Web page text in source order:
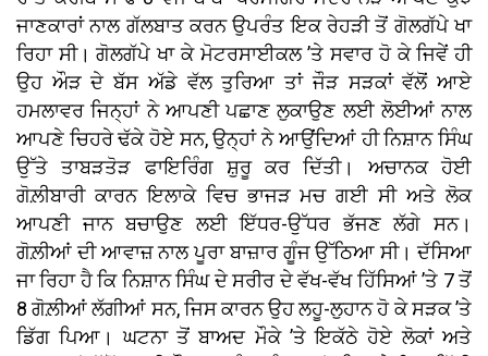
ਜਾਣਕਾਰਾਂ ਨਾਲ ਗੱਲਬਾਤ ਕਰਨ ਉਪਰੰਤ ਇਕ ਰੇਹੜੀ ਤੋਂ ਗੋਲਗੱਪੇ ਖਾ
ਰਿਹਾ ਸੀ। ਗੋਲਗੱਪੇ ਖਾ ਕੇ ਮੋਟਰਸਾਈਕਲ ’ਤੇ ਸਵਾਰ ਹੋ ਕੇ ਜਿਵੇਂ ਹੀ
ਉਹ ਔੜ ਦੇ ਬੱਸ ਅੱਡੇ ਵੱਲ ਤੁਰਿਆ ਤਾਂ ਜੌੜ ਸੜਕਾਂ ਵੱਲੋਂ ਆਏ
ਹਮਲਾਵਰ ਜਿਨ੍ਹਾਂ ਨੇ ਆਪਣੀ ਪਛਾਣ ਲੁਕਾਉਣ ਲਈ ਲੋਈਆਂ ਨਾਲ
ਆਪਣੇ ਚਿਹਰੇ ਢੱਕੇ ਹੋਏ ਸਨ, ਉਨ੍ਹਾਂ ਨੇ ਆਉਂਦਿਆਂ ਹੀ ਨਿਸ਼ਾਨ ਸਿੰਘ
ਉੱਤੇ ਤਾਬੜਤੋੜ ਫਾਇਰਿੰਗ ਸ਼ੁਰੂ ਕਰ ਦਿੱਤੀ। ਅਚਾਨਕ ਹੋਈ
ਗੋਲ਼ੀਬਾਰੀ ਕਾਰਨ ਇਲਾਕੇ ਵਿਚ ਭਾਜੜ ਮਚ ਗਈ ਸੀ ਅਤੇ ਲੋਕ
ਆਪਣੀ ਜਾਨ ਬਚਾਉਣ ਲਈ ਇੱਧਰ-ਉੱਧਰ ਭੱਜਣ ਲੱਗੇ ਸਨ।
ਗੋਲ਼ੀਆਂ ਦੀ ਆਵਾਜ਼ ਨਾਲ ਪੂਰਾ ਬਾਜ਼ਾਰ ਗੂੰਜ ਉੱਠਿਆ ਸੀ। ਦੱਸਿਆ
ਜਾ ਰਿਹਾ ਹੈ ਕਿ ਨਿਸ਼ਾਨ ਸਿੰਘ ਦੇ ਸਰੀਰ ਦੇ ਵੱਖ-ਵੱਖ ਹਿੱਸਿਆਂ ’ਤੇ 7 ਤੋਂ
8 ਗੋਲ਼ੀਆਂ ਲੱਗੀਆਂ ਸਨ, ਜਿਸ ਕਾਰਨ ਉਹ ਲਹੂ-ਲੁਹਾਨ ਹੋ ਕੇ ਸੜਕ ’ਤੇ
ਡਿੱਗ ਪਿਆ। ਘਟਨਾ ਤੋਂ ਬਾਅਦ ਮੌਕੇ ’ਤੇ ਇਕੱਠੇ ਹੋਏ ਲੋਕਾਂ ਅਤੇ